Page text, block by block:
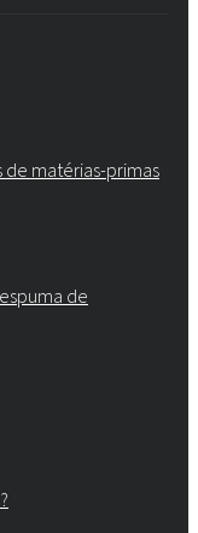
de matérias-primas
de